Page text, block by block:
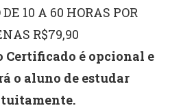
10 A 60 HORAS POR
R$79,90
Certificado é opcional e
o aluno de estudar